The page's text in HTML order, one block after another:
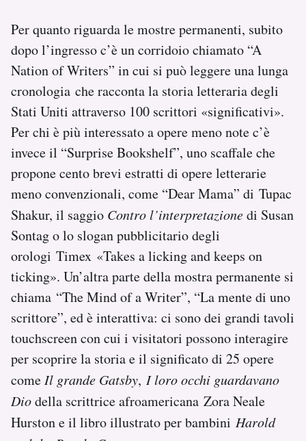
Per quanto riguarda le mostre permanenti, subito
dopo l’ingresso c’è un corridoio chiamato “A
Nation of Writers” in cui si può leggere una lunga
cronologia che racconta la storia letteraria degli
Stati Uniti attraverso 100 scrittori «significativi».
Per chi è più interessato a opere meno note c’è
invece il “Surprise Bookshelf”, uno scaffale che
propone cento brevi estratti di opere letterarie
meno convenzionali, come “Dear Mama” di Tupac
Shakur, il saggio Contro l’interpretazionedi Susan
Sontag o lo slogan pubblicitario degli
orologi Timex «Takes a licking and keeps on
ticking». Un’altra parte della mostra permanente si
chiama “The Mind of a Writer”, “La mente di uno
scrittore”, ed è interattiva: ci sono dei grandi tavoli
touchscreen con cui i visitatori possono interagire
per scoprire la storia e il significato di 25 opere
comeIl grande Gatsby, I loro occhi guardavano
Diodella scrittrice afroamericana Zora Neale
Hurston e il libro illustrato per bambini Harold